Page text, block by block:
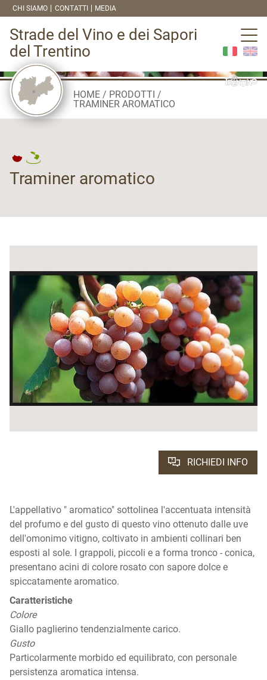
CHI SIAMO CONTATTI MEDIA
Strade del Vino e dei Sapori
del Trentino
HOME
PRODOTTI
TRAMINER AROMATICO
Traminer aromatico
RICHIEDI INFO
L'appellativo " aromatico" sottolinea l'accentuata intensità
del profumo e del gusto di questo vino ottenuto dalle uve
dell'omonimo vitigno, coltivato in ambienti collinari ben
esposti al sole. I grappoli, piccoli e a forma tronco - conica,
presentano acini di colore rosato con sapore dolce e
spiccatamente aromatico.
Caratteristiche
Colore
Giallo paglierino tendenzialmente carico.
Gusto
Particolarmente morbido ed equilibrato, con personale
persistenza aromatica intensa.